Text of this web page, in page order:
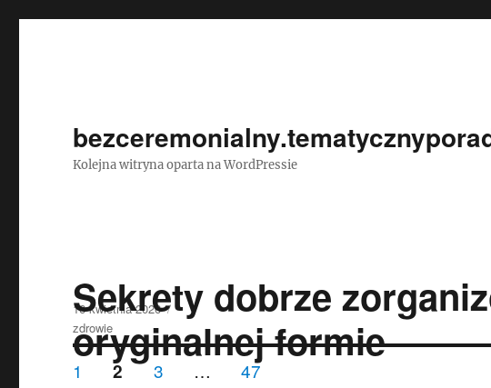
Kolejna witryna oparta na WordPressie
Sekrety dobrze
oryginalnej formie
Data
publikacji
16 kwietnia 2026
Kategorie
zdrowie
Nawigacja
STRONA
1 STRONA
2 STRONA
3 … STRONA
47